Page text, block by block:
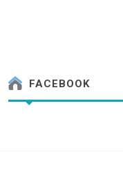
FACEBOOK